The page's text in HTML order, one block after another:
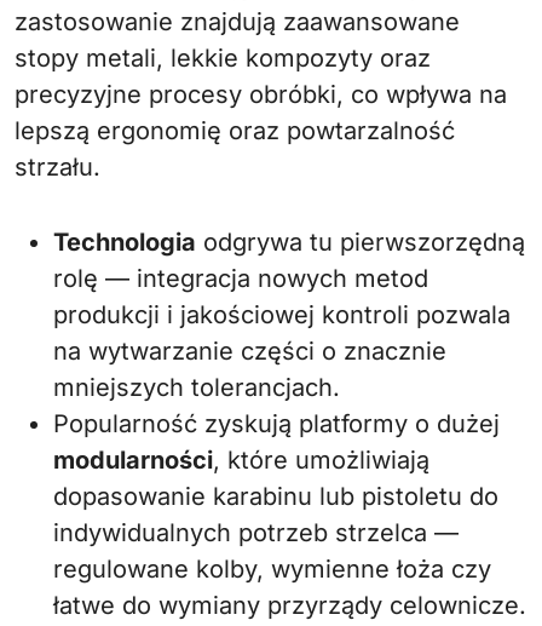
zastosowanie znajdują zaawansowane
stopy metali, lekkie kompozyty oraz
precyzyjne procesy obróbki, co wpływa na
lepszą ergonomię oraz powtarzalność
strzału.
Technologia odgrywa tu pierwszorzędną
rolę — integracja nowych metod
produkcji i jakościowej kontroli pozwala
na wytwarzanie części o znacznie
mniejszych tolerancjach.
Popularność zyskują platformy o dużej
modularności, które umożliwiają
dopasowanie karabinu lub pistoletu do
indywidualnych potrzeb strzelca —
regulowane kolby, wymienne łoża czy
łatwe do wymiany przyrządy celownicze.